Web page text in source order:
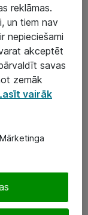
reklāmas.
un tiem nav
nepieciešami
akceptēt
savas
zemāk
vairāk
Mārketinga